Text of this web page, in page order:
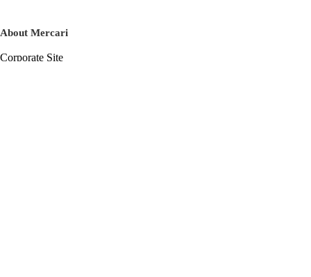
About Mercari
Corporate Site